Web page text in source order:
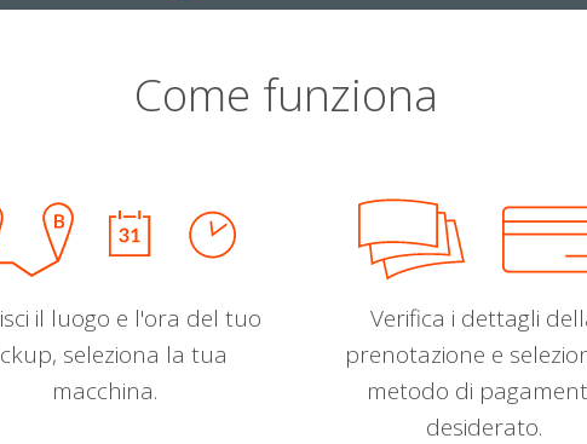
Come funziona
il luogo e l'ora del tuo
seleziona la tua
macchina.
Verifica i dettagli
prenotazione e
metodo di
desiderato.